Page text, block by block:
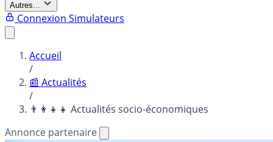
Autres...
Connexion Simulateurs
Accueil
/
📰 Actualités
/
👨‍👩‍👧‍👧 Actualités socio-économiques
Annonce partenaire